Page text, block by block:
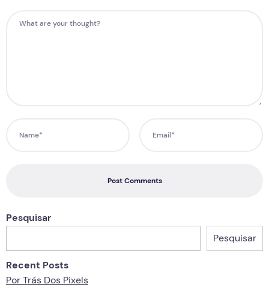
Post Comments
Pesquisar
Pesquisar
Recent Posts
Por Trás Dos Pixels